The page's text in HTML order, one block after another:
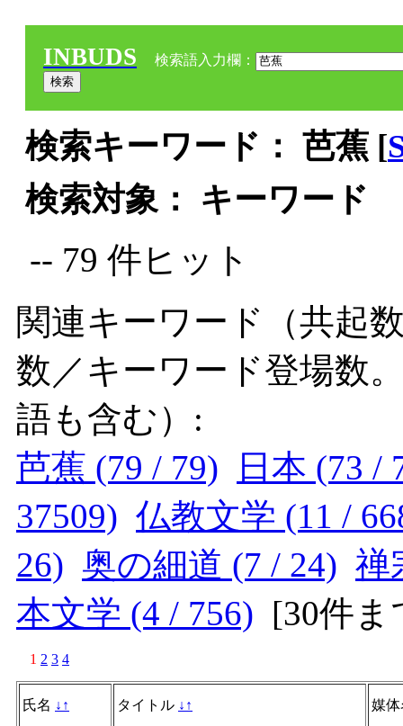
INBUDS 検索語入力欄：
検索キーワード： 芭蕉 [
検索対象： キーワード
-- 79 件ヒット
関連キーワード（共起
数／キーワード登場数
語も含む）:
芭蕉 (79 / 79)
日本 (73 /
37509) 仏教文学 (11 /
26) 奥の細道 (7 / 24) 禅
本文学 (4 / 756) [30件ま
1 2 3 4
氏名 ↓ ↑ タイトル ↓ ↑ 媒